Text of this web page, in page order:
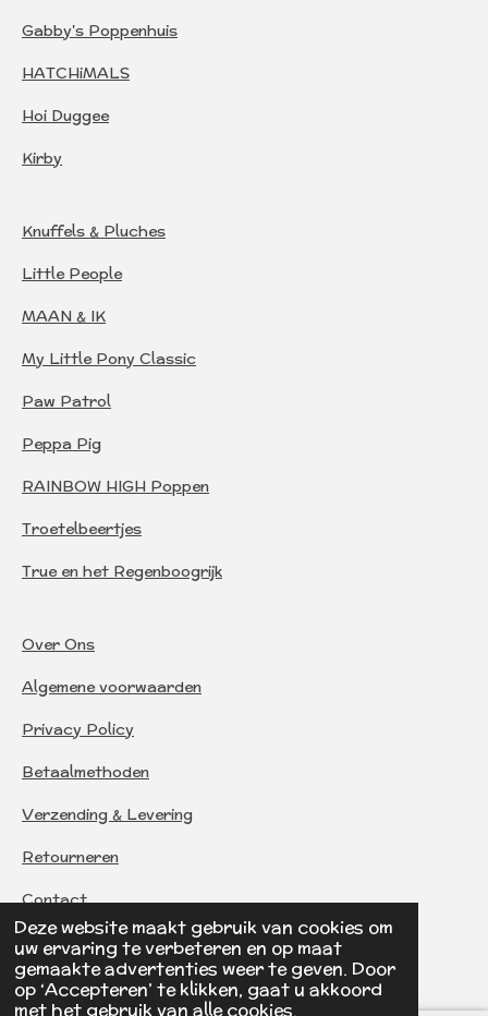
Deze website maakt gebruik van cookies om
uw ervaring te verbeteren en op maat
gemaakte advertenties weer te geven. Door
op ‘Accepteren’ te klikken, gaat u akkoord
met het gebruik van alle cookies.
Gabby's Poppenhuis
HATCHiMALS
Hoi Duggee
Kirby
Knuffels & Pluches
Little People
MAAN & IK
My Little Pony Classic
Paw Patrol
Peppa Pig
RAINBOW HIGH Poppen
Troetelbeertjes
True en het Regenboogrijk
Over Ons
Algemene voorwaarden
Privacy Policy
Betaalmethoden
Verzending & Levering
Retourneren
Contact
© 2026 BreMaToys